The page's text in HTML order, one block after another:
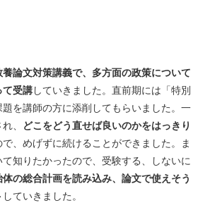
論文対策講義で、多方面の政策について
て受講していきました。直前期には「特別
を講師の方に添削してもらいました。一
、 どこをどう直せば良いのかをはっきり
で、めげずに続けることができました。ま
知りたかったので、受験する、しないに
の総合計画を読み込み、論文で使えそう
していきました。